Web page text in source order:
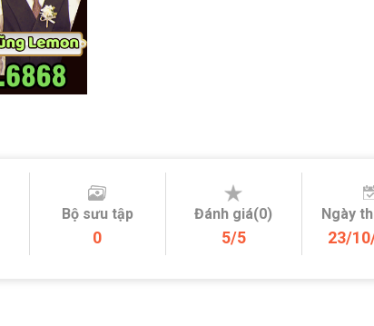
Bộ sưu tập
0
Đánh giá(0)
5/5
Ngày
23/